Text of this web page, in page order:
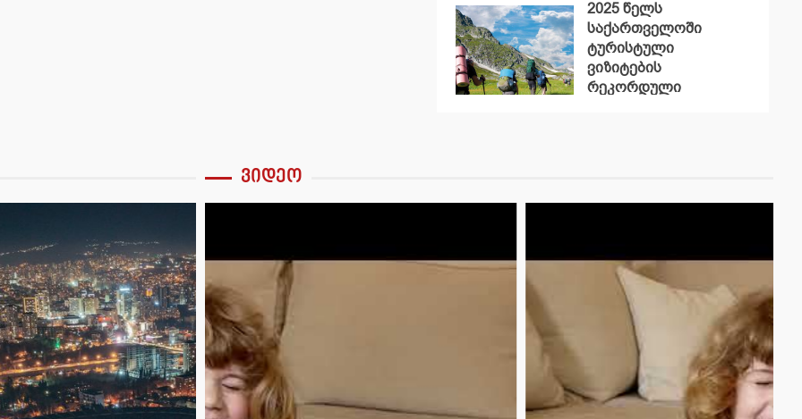
2025 წელს
საქართველოში
ტურისტული
ვიზიტების
რეკორდული
ვიდეო